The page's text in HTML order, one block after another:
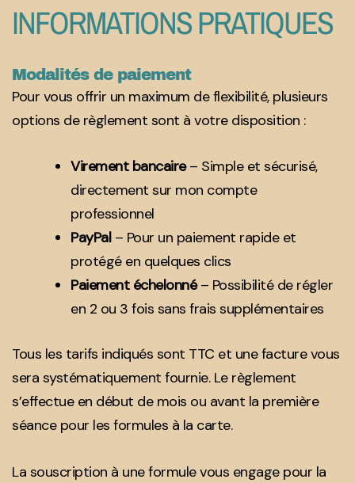
INFORMATIONS PRATIQUES
Modalités de paiement
Pour vous offrir un maximum de flexibilité, plusieurs
options de règlement sont à votre disposition :
Virement bancaire– Simple et sécurisé,
directement sur mon compte
professionnel
PayPal– Pour un paiement rapide et
protégé en quelques clics
Paiement échelonné– Possibilité de régler
en 2 ou 3 fois sans frais supplémentaires
Tous les tarifs indiqués sont TTC et une facture vous
sera systématiquement fournie. Le règlement
s’effectue en début de mois ou avant la première
séance pour les formules à la carte.
La souscription à une formule vous engage pour la